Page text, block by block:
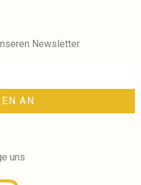
Newsletter
AN
uns